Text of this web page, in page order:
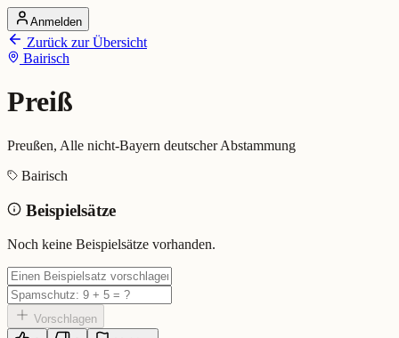
Startseite
Alle Dialekte
Dialekte vergleichen
Dialekt-Karte
Ranking
Preiß (Bairisch)
Bedeutung: Preußen, Alle nicht-Bayern deutscher Abstammung
Eingereicht von: Mundwerk Team
Anmelden
Zurück zur Übersicht
Bairisch
Preiß
Preußen, Alle nicht-Bayern deutscher Abstammung
Bairisch
Beispielsätze
Noch keine Beispielsätze vorhanden.
Vorschlagen